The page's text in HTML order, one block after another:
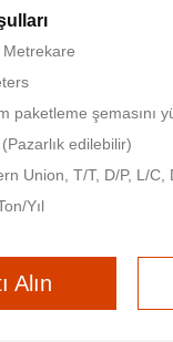
Metrekare
paketleme şemasını
edilebilir)
Union, T/T, D/P, L/C,
Yıl
Alın